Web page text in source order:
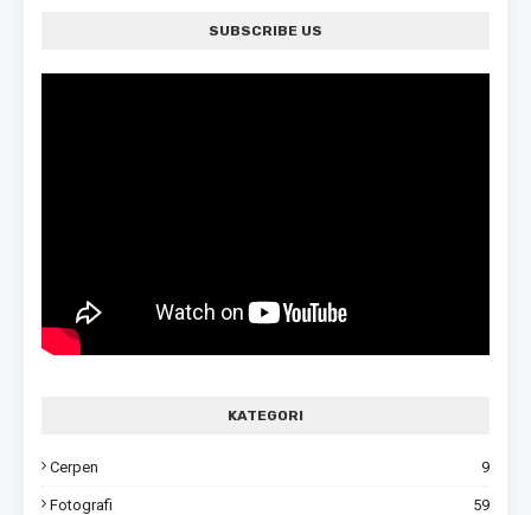
SUBSCRIBE US
KATEGORI
Cerpen 9
Fotografi 59